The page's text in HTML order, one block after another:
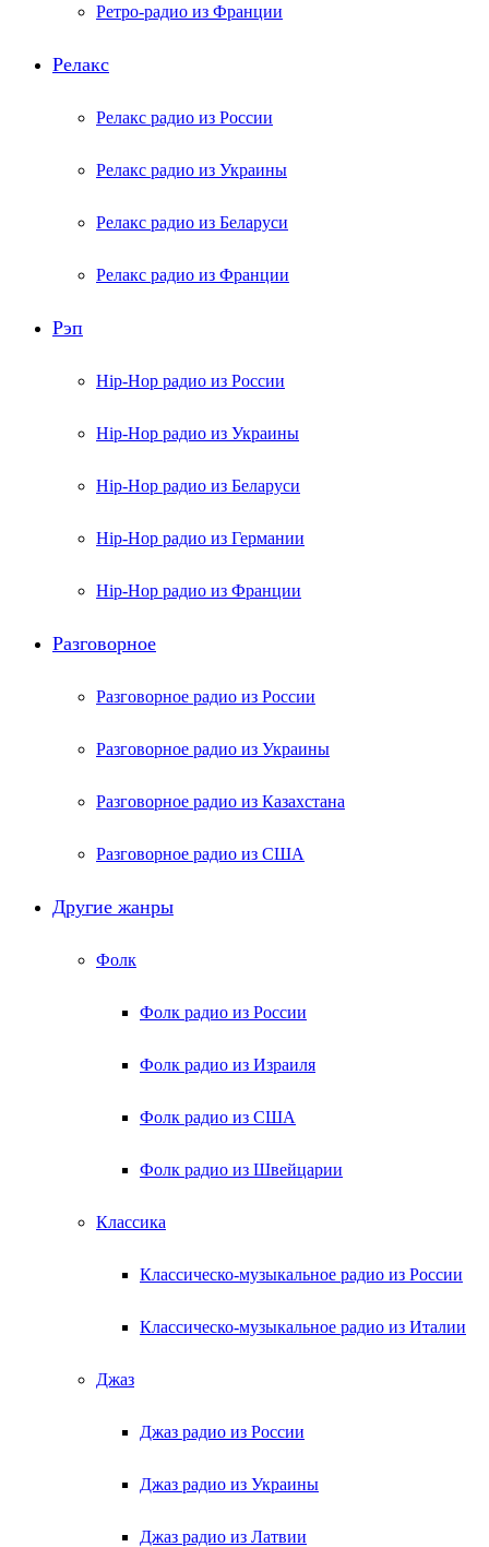
Ретро-радио из Франции
Релакс
Релакс радио из России
Релакс радио из Украины
Релакс радио из Беларуси
Релакс радио из Франции
Рэп
Hip-Hop радио из России
Hip-Hop радио из Украины
Hip-Hop радио из Беларуси
Hip-Hop радио из Германии
Hip-Hop радио из Франции
Разговорное
Разговорное радио из России
Разговорное радио из Украины
Разговорное радио из Казахстана
Разговорное радио из США
Другие жанры
Фолк
Фолк радио из России
Фолк радио из Израиля
Фолк радио из США
Фолк радио из Швейцарии
Классика
Классическо-музыкальное радио из России
Классическо-музыкальное радио из Италии
Джаз
Джаз радио из России
Джаз радио из Украины
Джаз радио из Латвии